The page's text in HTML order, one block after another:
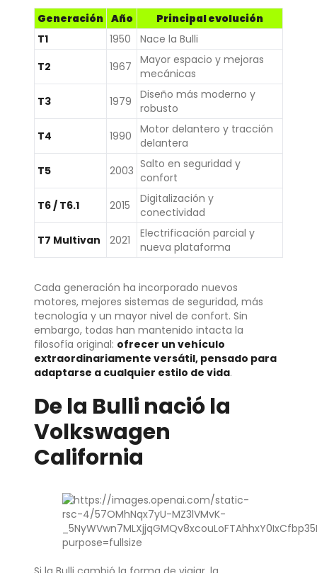
Generación Año
Principal evolución
T1
1950
Nace la Bulli
T2
1967
Mayor espacio y mejoras
mecánicas
T3
1979
Diseño más moderno y
robusto
T4
1990
Motor delantero y tracción
delantera
T5
2003 Salto en seguridad y
confort
T6 / T6.1
2015
Digitalización y
conectividad
T7 Multivan
2021
Electrificación parcial y
nueva plataforma
Cada generación ha incorporado nuevos
motores, mejores sistemas de seguridad, más
tecnología y un mayor nivel de confort. Sin
embargo, todas han mantenido intacta la
filosofía original: ofrecer un vehículo
extraordinariamente versátil, pensado para
adaptarse a cualquier estilo de vida.
De la Bulli nació la
Volkswagen
California